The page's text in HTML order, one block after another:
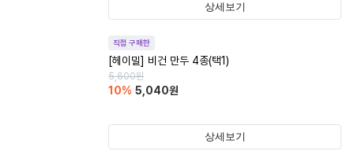
상세보기
직접 구매한
[헤이밀] 비건 만두 4종(택1)
5,600원
10% 5,040원
상세보기